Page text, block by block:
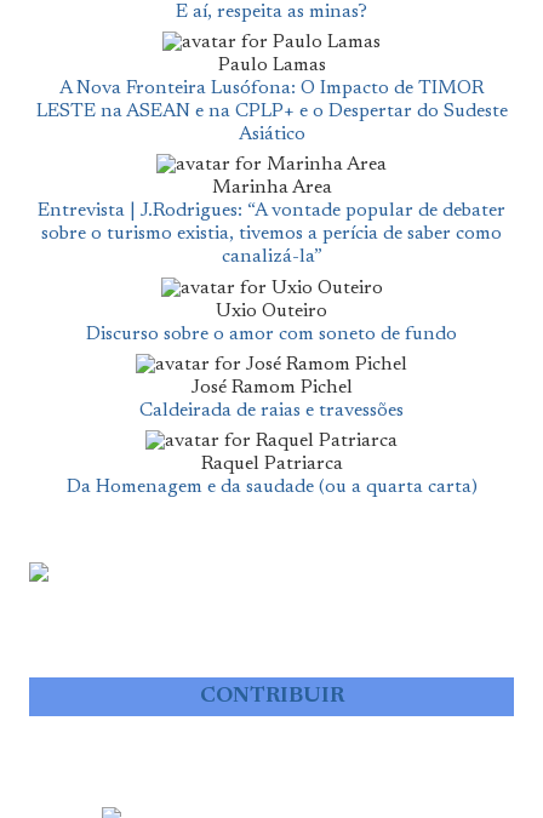
E aí, respeita as minas?
Paulo Lamas
A Nova Fronteira Lusófona: O Impacto de TIMOR
LESTE na ASEAN e na CPLP+ e o Despertar do Sudeste
Asiático
Marinha Area
Entrevista | J.Rodrigues: “A vontade popular de debater
sobre o turismo existia, tivemos a perícia de saber como
canalizá-la”
Uxio Outeiro
Discurso sobre o amor com soneto de fundo
José Ramom Pichel
Caldeirada de raias e travessões
Raquel Patriarca
Da Homenagem e da saudade (ou a quarta carta)
CONTRIBUIR